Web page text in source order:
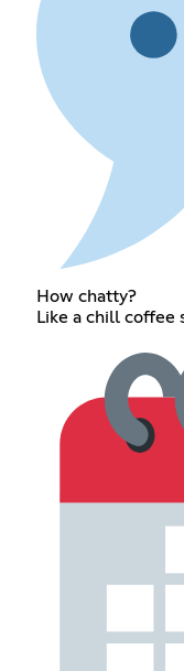
How chatty?
Like a chill coffee